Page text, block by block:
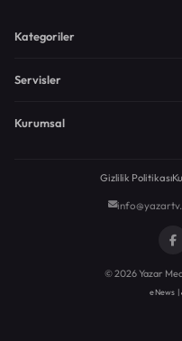
Kategoriler
Servisler
Kurumsal
Gizlilik Politikası
© 2026 Yazar
eNews |